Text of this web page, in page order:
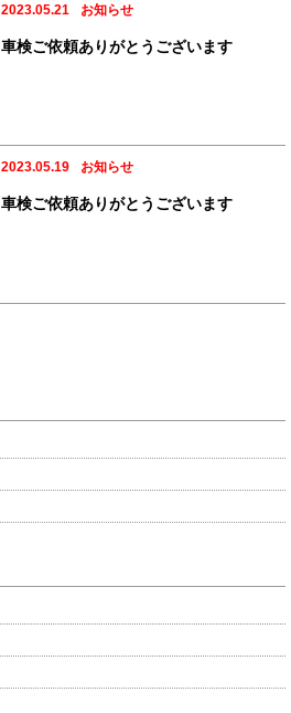
2023.05.21 お知らせ
車検ご依頼ありがとうございます
2023.05.19 お知らせ
車検ご依頼ありがとうございます